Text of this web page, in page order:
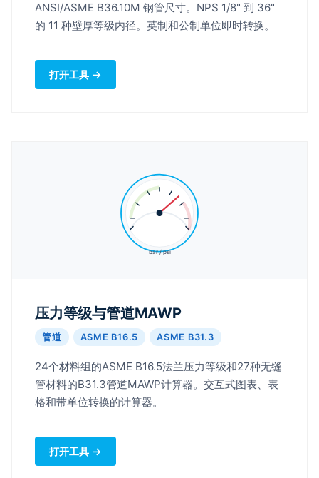
ANSI/ASME B36.10M 钢管尺寸。NPS 1/8" 到 36"
的 11 种壁厚等级内径。英制和公制单位即时转换。
打开工具 →
bar / psi
压力等级与管道MAWP
管道 ASME B16.5 ASME B31.3
24个材料组的ASME B16.5法兰压力等级和27种无缝
管材料的B31.3管道MAWP计算器。交互式图表、表
格和带单位转换的计算器。
打开工具 →